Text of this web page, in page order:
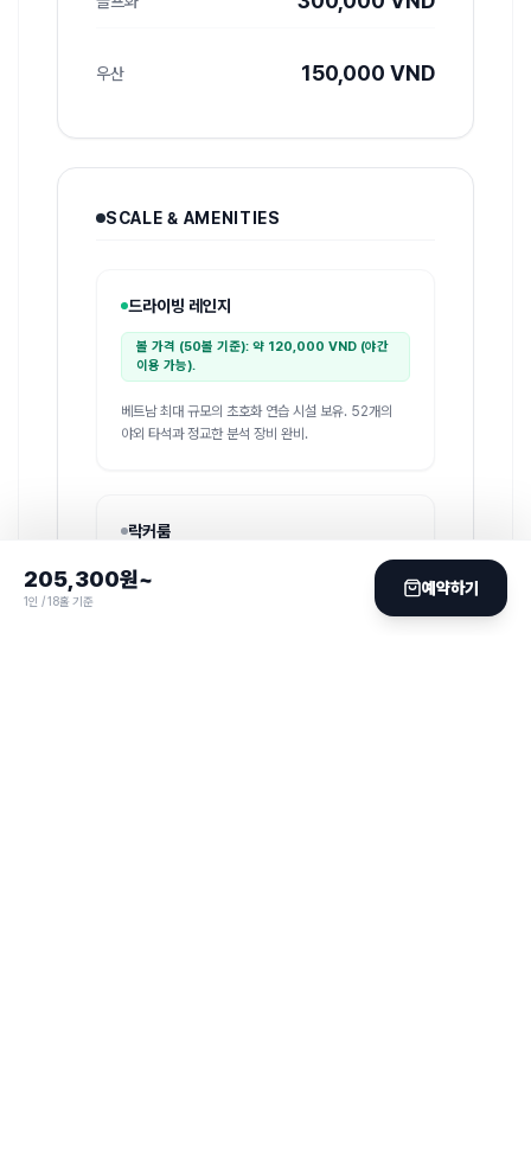
우산 150,000 VND
SCALE & AMENITIES
드라이빙 레인지
볼 가격 (50볼 기준): 약 120,000 VND (야간
이용 가능).
베트남 최대 규모의 초호화 연습 시설 보유. 52개의
야외 타석과 정교한 분석 장비 완비.
락커룸
남성 190 석
205,300원~
1인 / 18홀 기준
예약하기